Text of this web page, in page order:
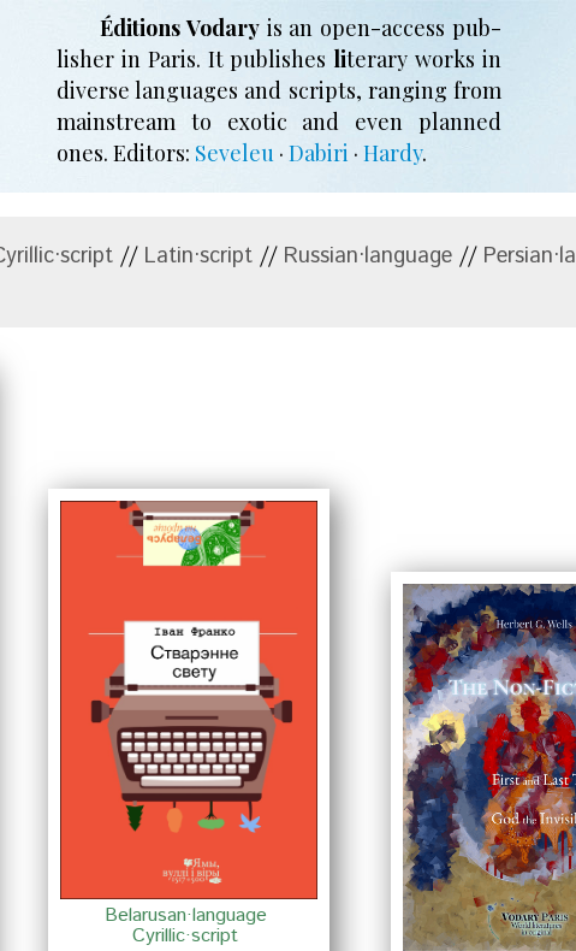
Éditions Vodaryis an open-access pub­
li­sher in Paris. It pub­li­shes li­te­ra­ry works in
di­verse lan­guages and scripts, ran­ging from
main­stream to exo­tic and even planned
ones. Editors: Seveleu · Dabiri · Hardy.
// Latin·script // Russian·language //
Belarusan·language
Cyrillic·script